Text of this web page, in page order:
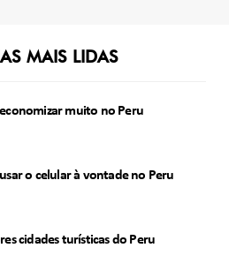
MAIS LIDAS
muito no Peru
o celular à vontade no Peru
cidades turísticas do Peru